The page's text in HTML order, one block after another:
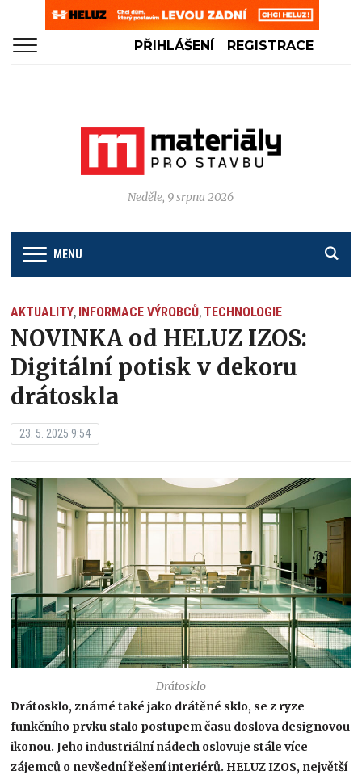
PŘIHLÁŠENÍ REGISTRACE
Neděle, 9 srpna 2026
MENU
AKTUALITY, INFORMACE VÝROBCŮ, TECHNOLOGIE
NOVINKA od HELUZ IZOS:
Digitální potisk v dekoru
drátoskla
23. 5. 2025 9:54
Drátosklo
Drátosklo, známé také jako drátěné sklo, se z ryze
funkčního prvku stalo postupem času doslova designovou
ikonou. Jeho industriální nádech oslovuje stále více
zájemců o nevšední řešení interiérů. HELUZ IZOS, největší